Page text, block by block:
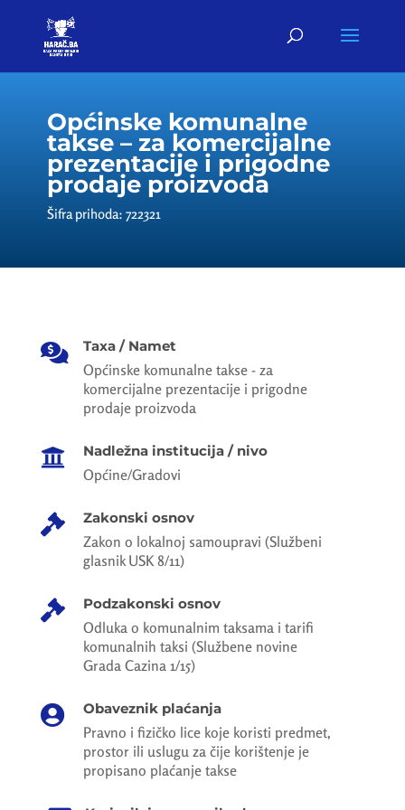
Općinske komunalne
takse – za komercijalne
prezentacije i prigodne
prodaje proizvoda
Šifra prihoda: 722321
 Taxa / Namet
Općinske komunalne takse - za
komercijalne prezentacije i prigodne
prodaje proizvoda
 Nadležna institucija / nivo
Općine/Gradovi
 Zakonski osnov
Zakon o lokalnoj samoupravi (Službeni
glasnik USK 8/11)
 Podzakonski osnov
Odluka o komunalnim taksama i tarifi
komunalnih taksi (Službene novine
Grada Cazina 1/15)
 Obaveznik plaćanja
Pravno i fizičko lice koje koristi predmet,
prostor ili uslugu za čije korištenje je
propisano plaćanje takse